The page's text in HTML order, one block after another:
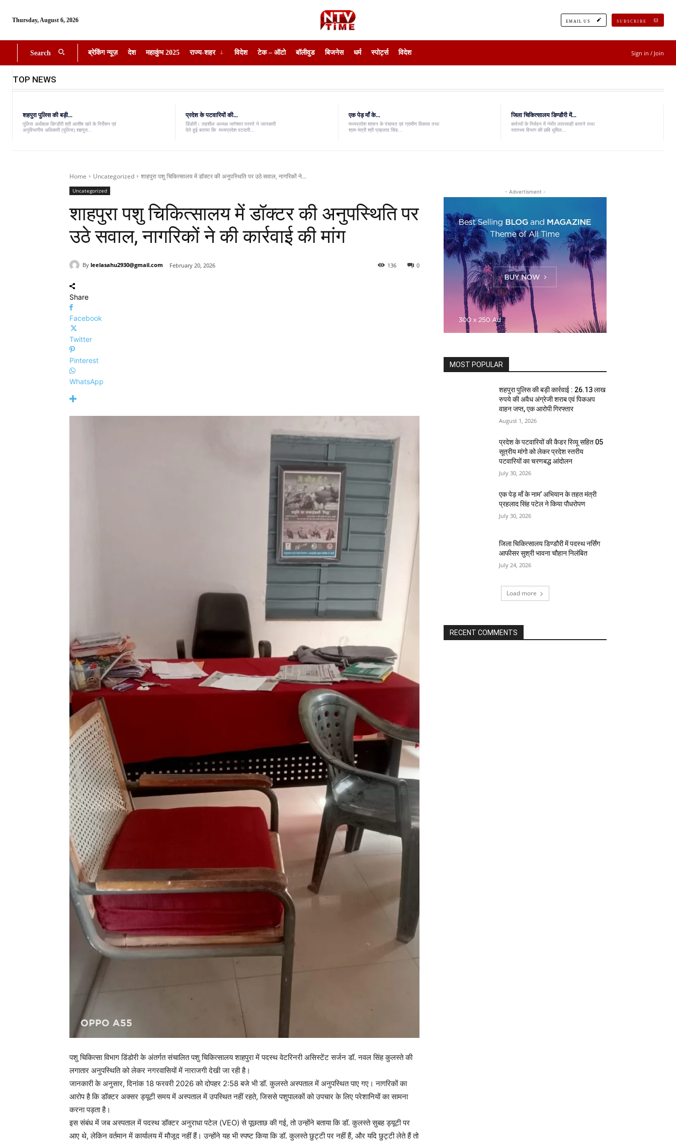
Thursday, August 6, 2026 EMAIL US SUBSCRIBE
Search ब्रेकिंग न्यूज़ देश महाकुंभ 2025 राज्य-शहर विदेश टेक – ऑटो बॉलीवुड बिजनेस धर्म स्पोर्ट्स विदेश Sign in / Join
TOP NEWS
शहपुरा पुलिस की बड़ी...
पुलिस अधीक्षक डिण्डौरी श्री आशीष खरे के निर्देशन एवं
अनुविभागीय अधिकारी (पुलिस) शहपुरा...
प्रदेश के पटवारियों की...
डिंडोरी। तहशील अध्यक्ष जागेश्वर परस्ते ने जानकारी
देते हुई बताया कि मध्यप्रदेश पटवारी...
एक पेड़ माँ के...
मध्यप्रदेश शासन के पंचायत एवं ग्रामीण विकास तथा
श्रम मंत्री श्री प्रहलाद सिंह...
जिला चिकित्सालय डिण्डौरी में...
कर्तव्यों के निर्वहन में गंभीर लापरवाही बरतने तथा
स्वास्थ्य विभाग की छबि धूमिल...
Home Uncategorized शाहपुरा पशु चिकित्सालय में डॉक्टर की अनुपस्थिति पर उठे सवाल, नागरिकों ने...
Uncategorized
शाहपुरा पशु चिकित्सालय में डॉक्टर की अनुपस्थिति पर
उठे सवाल, नागरिकों ने की कार्रवाई की मांग
By leelasahu2930@gmail.com February 20, 2026 0
136
Share
Facebook
Twitter
Pinterest
WhatsApp
पशु चिकित्सा विभाग डिंडोरी के अंतर्गत संचालित पशु चिकित्सालय शाहपुरा में पदस्थ वेटरिनरी असिस्टेंट सर्जन डॉ. नवल सिंह कुलस्ते की
लगातार अनुपस्थिति को लेकर नगरवासियों में नाराजगी देखी जा रही है।
जानकारी के अनुसार, दिनांक 18 फरवरी 2026 को दोपहर 2:58 बजे भी डॉ. कुलस्ते अस्पताल में अनुपस्थित पाए गए। नागरिकों का
आरोप है कि डॉक्टर अक्सर ड्यूटी समय में अस्पताल में उपस्थित नहीं रहते, जिससे पशुपालकों को उपचार के लिए परेशानियों का सामना
करना पड़ता है।
इस संबंध में जब अस्पताल में पदस्थ डॉक्टर अनुराधा पटेल (VEO) से पूछताछ की गई, तो उन्होंने बताया कि डॉ. कुलस्ते सुबह ड्यूटी पर
आए थे, लेकिन वर्तमान में कार्यालय में मौजूद नहीं हैं। उन्होंने यह भी स्पष्ट किया कि डॉ. कुलस्ते छुट्टी पर नहीं हैं, और यदि छुट्टी लेते हैं तो
- Advertisment -
MOST POPULAR
शहपुरा पुलिस की बड़ी कार्रवाई : 26.13 लाख
रुपये की अवैध अंग्रेजी शराब एवं पिकअप
वाहन जप्त, एक आरोपी गिरफ्तार
August 1, 2026
प्रदेश के पटवारियों की कैडर रिव्यू सहित 05
सूत्रीय मांगो को लेकर प्रदेश स्तरीय
पटवारियों का चरणबद्ध आंदोलन
July 30, 2026
एक पेड़ माँ के नाम’ अभियान के तहत मंत्री
प्रहलाद सिंह पटेल ने किया पौधरोपण
July 30, 2026
जिला चिकित्सालय डिण्डौरी में पदस्थ नर्सिंग
आफीसर सुश्री भावना चौहान निलंबित
July 24, 2026
Load more
RECENT COMMENTS